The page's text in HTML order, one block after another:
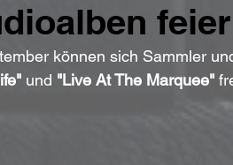
können sich Sammler
und "Live At The Marquee"